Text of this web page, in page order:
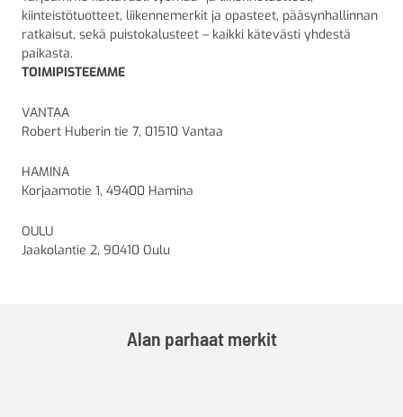
kiinteistötuotteet, liikennemerkit ja opasteet, pääsynhallinnan
ratkaisut, sekä puistokalusteet – kaikki kätevästi yhdestä
paikasta.
TOIMIPISTEEMME
VANTAA
Robert Huberin tie 7, 01510 Vantaa
HAMINA
Korjaamotie 1, 49400 Hamina
OULU
Jaakolantie 2, 90410 Oulu
Alan parhaat merkit